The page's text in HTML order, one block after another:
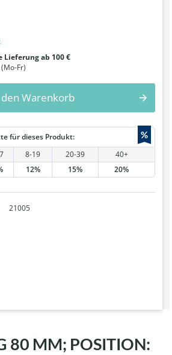
Lieferung ab 100 €
Fr)
Warenkorb
%
für dieses Produkt:
8-19 20-39
40+
12% 15% 20%
21005
80 MM; POSITION: